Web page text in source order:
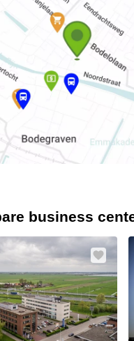
business